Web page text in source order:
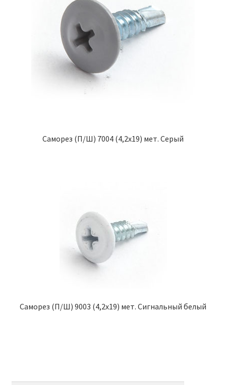
Саморез (П/Ш) 7004 (4,2х19) мет. Серый
Саморез (П/Ш) 9003 (4,2х19) мет. Сигнальный белый